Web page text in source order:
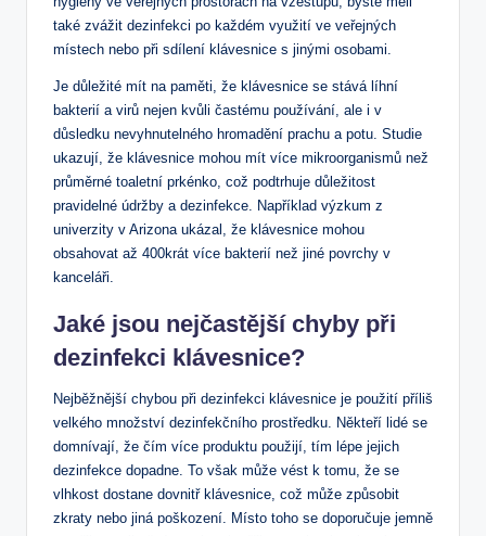
také zvážit dezinfekci po každém využití ve veřejných
místech nebo při sdílení klávesnice s jinými osobami.
Je důležité mít na paměti, že klávesnice se stává líhní
bakterií a virů nejen kvůli častému používání, ale i v
důsledku nevyhnutelného hromadění prachu a potu. Studie
ukazují, že klávesnice mohou mít více mikroorganismů než
průměrné toaletní prkénko, což podtrhuje důležitost
pravidelné údržby a dezinfekce. Například výzkum z
univerzity v Arizona ukázal, že klávesnice mohou
obsahovat až 400krát více bakterií než jiné povrchy v
kanceláři.
Jaké jsou nejčastější chyby při
dezinfekci klávesnice?
Nejběžnější chybou při dezinfekci klávesnice je použití příliš
velkého množství dezinfekčního prostředku. Někteří lidé se
domnívají, že čím více produktu použijí, tím lépe jejich
dezinfekce dopadne. To však může vést k tomu, že se
vlhkost dostane dovnitř klávesnice, což může způsobit
zkraty nebo jiná poškození. Místo toho se doporučuje jemně